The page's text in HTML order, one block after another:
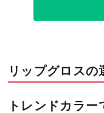
リップグロスの
トレンドカラ